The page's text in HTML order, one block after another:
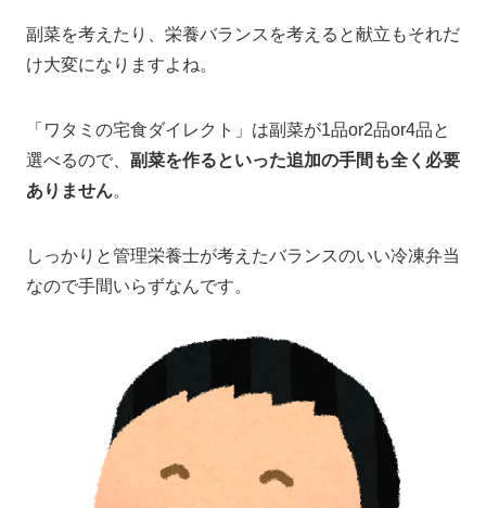
副菜を考えたり、栄養バランスを考えると献立もそれだ
け大変になりますよね。
「ワタミの宅食ダイレクト」は副菜が1品or2品or4品と
選べるので、 副菜を作るといった追加の手間も全く必要
ありません。
しっかりと管理栄養士が考えたバランスのいい冷凍弁当
なので手間いらずなんです。